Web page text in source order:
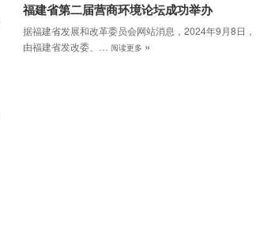
福建省第二届营商环境论坛成功举办
据福建省发展和改革委员会网站消息，2024年9月8日，
由福建省发改委、…
阅读更多 »